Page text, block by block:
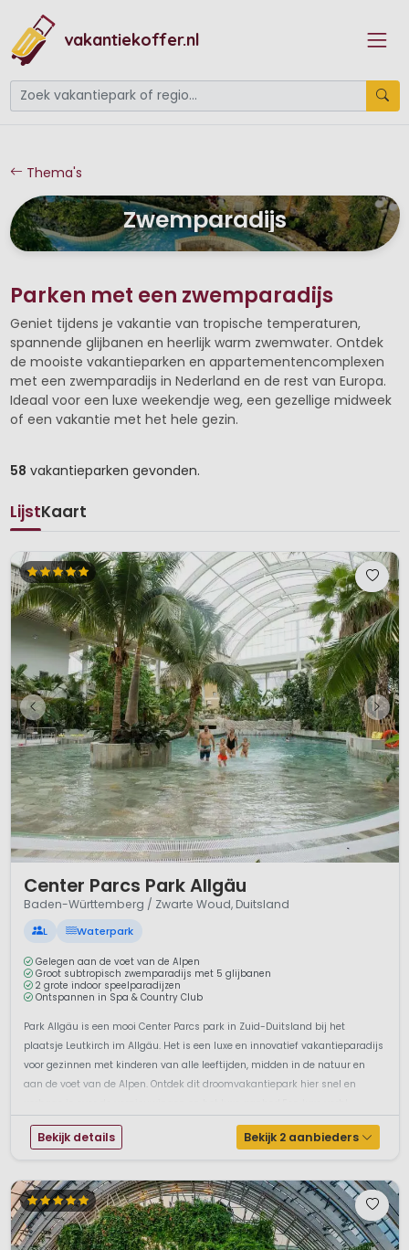
vakantiekoffer.nl
Thema's
Zwemparadijs
Parken met een zwemparadijs
Geniet tijdens je vakantie van tropische temperaturen,
spannende glijbanen en heerlijk warm zwemwater. Ontdek
de mooiste vakantieparken en appartementencomplexen
met een zwemparadijs in Nederland en de rest van Europa.
Ideaal voor een luxe weekendje weg, een gezellige midweek
of een vakantie met het hele gezin.
58 vakantieparken gevonden.
LijstKaart
Center Parcs Park Allgäu
Baden-Württemberg / Zwarte Woud, Duitsland
L Waterpark
Gelegen aan de voet van de Alpen
Groot subtropisch zwemparadijs met 5 glijbanen
2 grote indoor speelparadijzen
Ontspannen in Spa & Country Club
Park Allgäu is een mooi Center Parcs park in Zuid-Duitsland bij het
plaatsje Leutkirch im Allgäu. Het is een luxe en innovatief vakantieparadijs
voor gezinnen met kinderen van alle leeftijden, midden in de natuur en
aan de voet van de Alpen. Ontdek dit droomvakantiepark hier snel en
Bekijk details Bekijk 2 aanbieders